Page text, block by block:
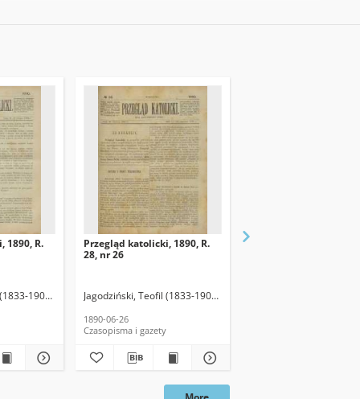
1890, R.
1907). Red.
Przegląd katolicki, 1890, R.
28, nr 26
Jagodziński, Teofil (1833-1907). Red.
1890-06-26
Czasopisma i gazety